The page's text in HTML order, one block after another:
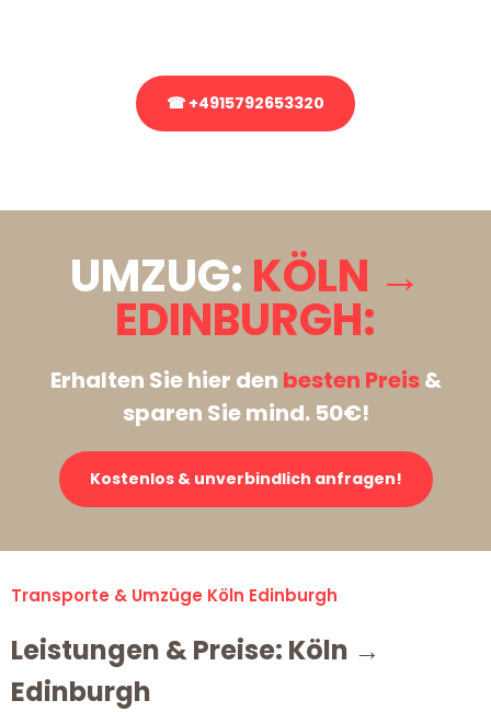
☎ +4915792653320
UMZUG: KÖLN →
EDINBURGH:
Erhalten Sie hier den besten Preis&
sparen Sie mind. 50€!
Kostenlos & unverbindlich anfragen!
Transporte & Umzüge Köln Edinburgh
Leistungen & Preise: Köln →
Edinburgh